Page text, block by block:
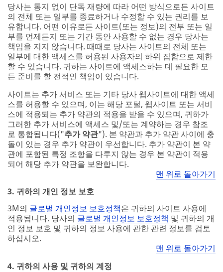
당사는 통지 없이 단독 재량에 따라 어떤 방식으로든 사이트
의 전체 또는 일부를 종료하거나 수정할 수 있는 권리를 보
유합니다. 어떤 이유로든 사이트(또는 정보)의 전부 또는 일
부를 언제든지 또는 기간 동안 사용할 수 없는 경우 당사는
책임을 지지 않습니다. 때때로 당사는 사이트의 전체 또는
일부에 대한 액세스를 허용된 사용자의 하위 집합으로 제한
할 수 있습니다. 귀하는 사이트에 액세스하는 데 필요한 모
든 준비를 할 전적인 책임이 있습니다.
사이트는 추가 서비스 또는 기타 당사 웹사이트에 대한 액세
스를 허용할 수 있으며, 이는 해당 포털, 웹사이트 또는 서비
스에 적용되는 추가 약관의 적용을 받을 수 있으며, 귀하가
그러한 추가 서비스에 액세스 및/또는 계약하는 경우 참조
로 통합됩니다("추가 약관"). 본 약관과 추가 약관 사이에 충
돌이 있는 경우 추가 약관이 우선합니다. 추가 약관이 본 약
관에 포함된 특정 조항을 다루지 않는 경우 본 약관이 적용
되어 해당 추가 약관을 보완합니다.
맨 위로 돌아가기
3. 귀하의 개인 정보 보호
3M의 글로벌 개인정보 보호정책은 귀하의 사이트 사용에
적용됩니다. 당사의 글로벌 개인정보 보호정책 및 귀하의 개
인 정보 보호 및 귀하의 정보 사용에 관한 관련 정보를 검토
하십시오.
맨 위로 돌아가기
4. 귀하의 사용 및 귀하의 계정